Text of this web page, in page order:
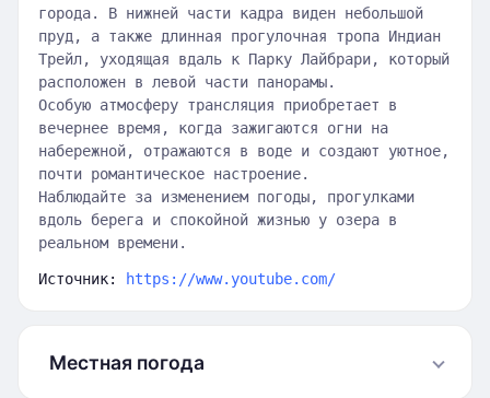
города. В нижней части кадра виден небольшой
пруд, а также длинная прогулочная тропа Индиан
Трейл, уходящая вдаль к Парку Лайбрари, который
расположен в левой части панорамы.
Особую атмосферу трансляция приобретает в
вечернее время, когда зажигаются огни на
набережной, отражаются в воде и создают уютное,
почти романтическое настроение.
Наблюдайте за изменением погоды, прогулками
вдоль берега и спокойной жизнью у озера в
реальном времени.
Источник: https://www.youtube.com/
Местная погода